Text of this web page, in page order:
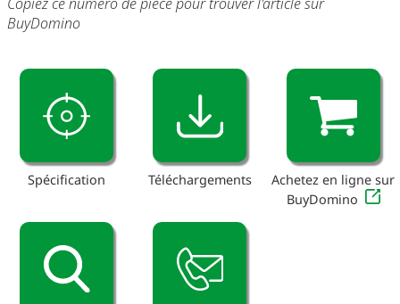
Copiez ce numéro de pièce pour trouver l'article sur
BuyDomino
Spécification Téléchargements
Achetez en ligne sur
BuyDomino